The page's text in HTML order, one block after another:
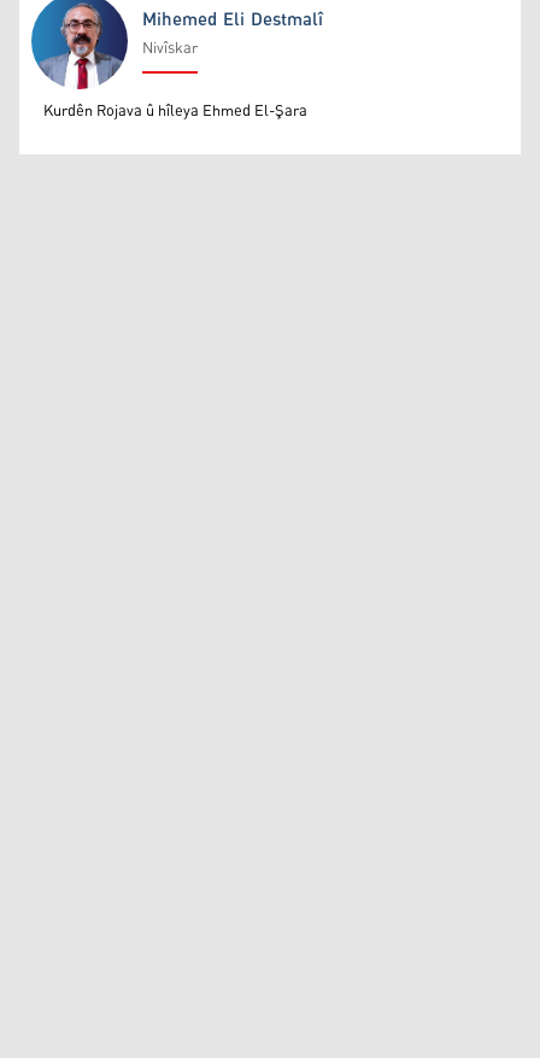
Mihemed Eli Destmalî
Mihemed Eli Destmalî
Nivîskar
Kurdên Rojava û hîleya Ehmed El-Şara